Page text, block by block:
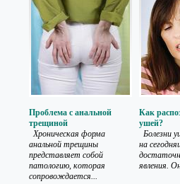
Проблема с анальной
трещиной
Хроническая форма
анальной трещины
представляет собой
патологию, которая
сопровождается...
Как
ушей?
Болезни
на
явления.